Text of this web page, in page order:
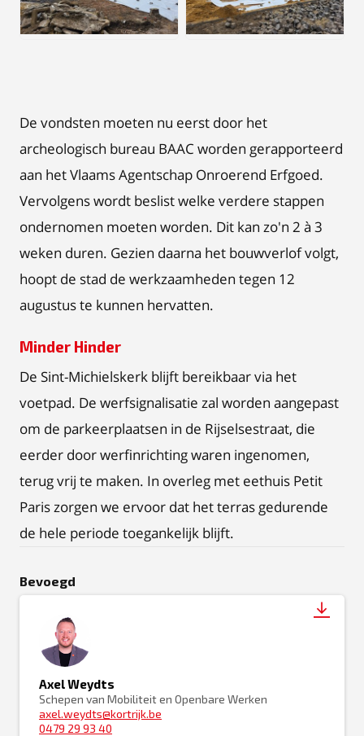
JPEG JPEG
De vondsten moeten nu eerst door het
archeologisch bureau BAAC worden gerapporteerd
aan het Vlaams Agentschap Onroerend Erfgoed.
Vervolgens wordt beslist welke verdere stappen
ondernomen moeten worden. Dit kan zo'n 2 à 3
weken duren. Gezien daarna het bouwverlof volgt,
hoopt de stad de werkzaamheden tegen 12
augustus te kunnen hervatten.
Minder Hinder
De Sint-Michielskerk blijft bereikbaar via het
voetpad. De werfsignalisatie zal worden aangepast
om de parkeerplaatsen in de Rijselsestraat, die
eerder door werfinrichting waren ingenomen,
terug vrij te maken. In overleg met eethuis Petit
Paris zorgen we ervoor dat het terras gedurende
de hele periode toegankelijk blijft.
Bevoegd
Axel Weydts
Schepen van Mobiliteit en Openbare Werken
axel.weydts@kortrijk.be
0479 29 93 40